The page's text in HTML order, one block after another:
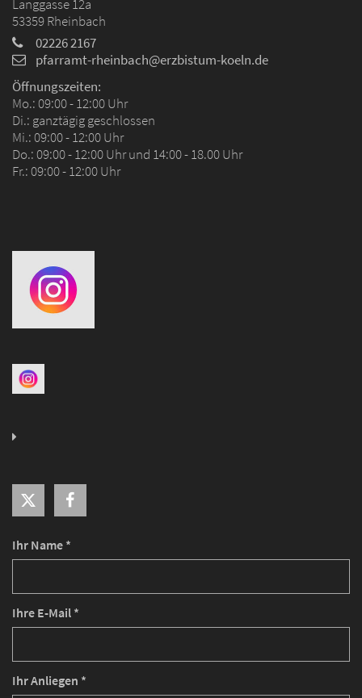
Ihr Name *
Ihre E-Mail *
Ihr Anliegen *
Langgasse 12a
53359Rheinbach
02226 2167
pfarramt-rheinbach@erzbistum-koeln.de
Öffnungszeiten:
Mo.: 09:00 - 12:00 Uhr
Di.: ganztägig geschlossen
Mi.: 09:00 - 12:00 Uhr
Do.: 09:00 - 12:00 Uhr und 14:00 - 18.00 Uhr
Fr.: 09:00 - 12:00 Uhr